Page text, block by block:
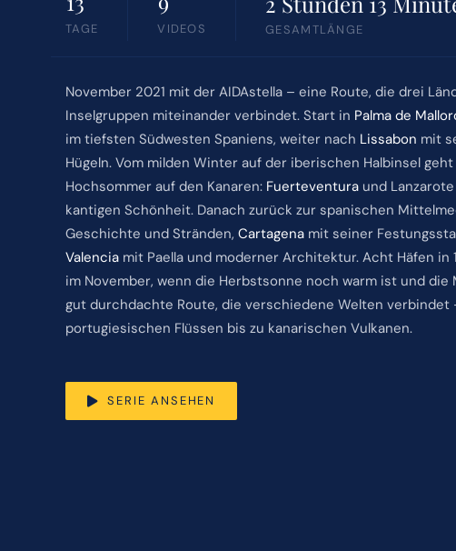
TAGE VIDEOS GESAMTLÄNGE
November 2021 mit der AIDAstella – eine Route, die drei
Inselgruppen miteinander verbindet. Start in Palma de
im tiefsten Südwesten Spaniens, weiter nach Lissabon mit
Hügeln. Vom milden Winter auf der iberischen Halbinsel
Hochsommer auf den Kanaren: Fuerteventuraund
kantigen Schönheit. Danach zurück zur spanischen
Geschichte und Stränden, Cartagenamit seiner
Valenciamit Paella und moderner Architektur. Acht Häfen in
im November, wenn die Herbstsonne noch warm ist und die
gut durchdachte Route, die verschiedene Welten verbindet
portugiesischen Flüssen bis zu kanarischen Vulkanen.
SERIE ANSEHEN